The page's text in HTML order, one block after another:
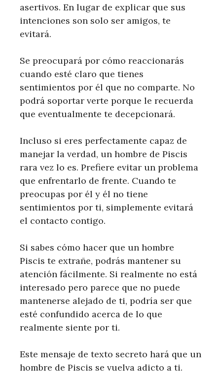
asertivos. En lugar de explicar que sus
intenciones son solo ser amigos, te
evitará.
Se preocupará por cómo reaccionarás
cuando esté claro que tienes
sentimientos por él que no comparte. No
podrá soportar verte porque le recuerda
que eventualmente te decepcionará.
Incluso si eres perfectamente capaz de
manejar la verdad, un hombre de Piscis
rara vez lo es. Prefiere evitar un problema
que enfrentarlo de frente. Cuando te
preocupas por él y él no tiene
sentimientos por ti, simplemente evitará
el contacto contigo.
Si sabes cómo hacer que un hombre
Piscis te extrañe, podrás mantener su
atención fácilmente. Si realmente no está
interesado pero parece que no puede
mantenerse alejado de ti, podría ser que
esté confundido acerca de lo que
realmente siente por ti.
Este mensaje de texto secreto hará que un
hombre de Piscis se vuelva adicto a ti.